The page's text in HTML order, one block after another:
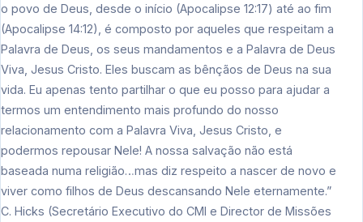
o povo de Deus, desde o início (Apocalipse 12:17) até ao fim
(Apocalipse 14:12), é composto por aqueles que respeitam a
Palavra de Deus, os seus mandamentos e a Palavra de Deus
Viva, Jesus Cristo. Eles buscam as bênçãos de Deus na sua
vida. Eu apenas tento partilhar o que eu posso para ajudar a
termos um entendimento mais profundo do nosso
relacionamento com a Palavra Viva, Jesus Cristo, e
podermos repousar Nele! A nossa salvação não está
baseada numa religião…mas diz respeito a nascer de novo e
viver como filhos de Deus descansando Nele eternamente.”
C. Hicks (Secretário Executivo do CMI e Director de Missões